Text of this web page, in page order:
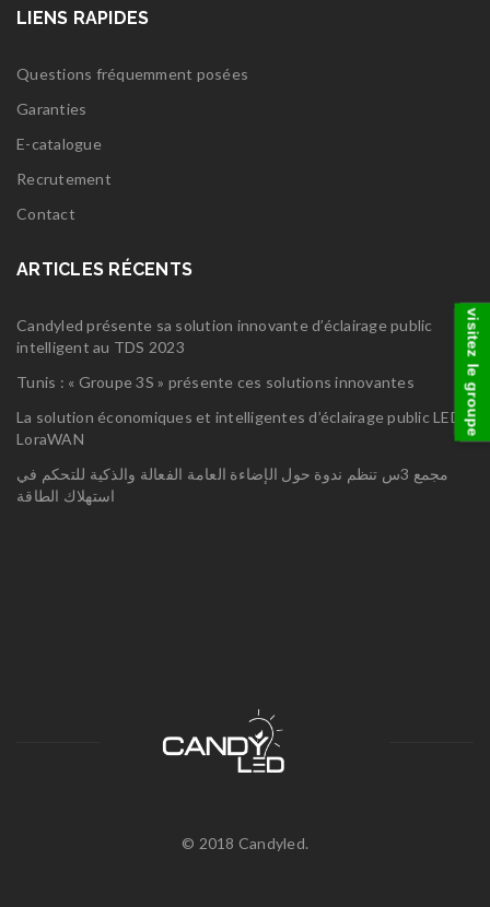
LIENS RAPIDES
Questions fréquemment posées
Garanties
E-catalogue
Recrutement
Contact
ARTICLES RÉCENTS
Candyled présente sa solution innovante d’éclairage public
intelligent au TDS 2023
Tunis : « Groupe 3S » présente ces solutions innovantes
La solution économiques et intelligentes d’éclairage public LED
LoraWAN
مجمع 3س تنظم ندوة حول الإضاءة العامة الفعالة والذكية للتحكم في
استهلاك الطاقة
© 2018 Candyled.
visitez le groupe